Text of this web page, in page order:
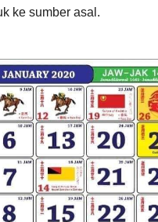
ke sumber asal.